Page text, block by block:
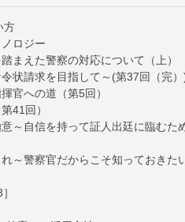
方
ロジー
まえた警察の対応について（上）
状請求を目指して～(第37回（完）
官への道（第5回）
41回）
～自信を持って証人出廷に臨むた
～警察官だからこそ知っておきた